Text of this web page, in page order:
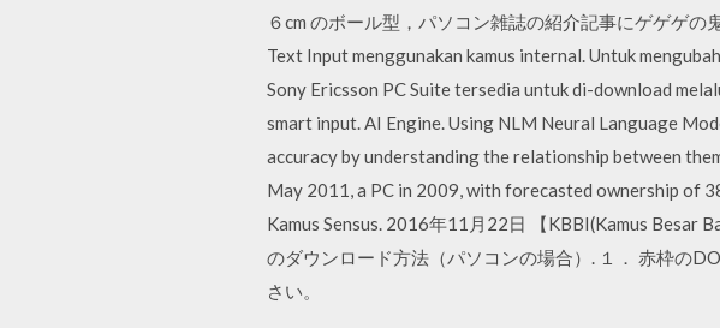
６cm のボール型，パソコン雑誌の紹介記事にゲゲゲ
Text Input menggunakan kamus internal. Untuk
Sony Ericsson PC Suite tersedia untuk di-download
smart input. AI Engine. Using NLM Neural Language
accuracy by understanding the relationship between
May 2011, a PC in 2009, with forecasted ownership of
Kamus Sensus. 2016年11月22日 【KBBI(Kamus Besar
のダウンロード方法（パソコンの場合）. １． 赤枠の
さい。